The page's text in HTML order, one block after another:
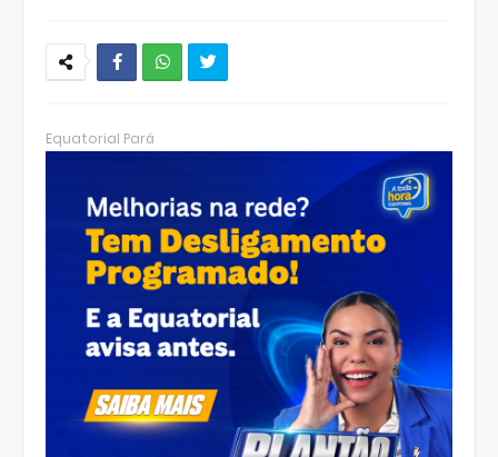
hats
p
Equatorial Pará